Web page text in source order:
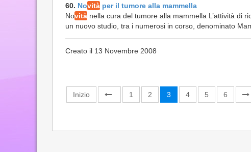
60. Novità per il tumore alla mammella
Novità nella cura del tumore alla mammella L’attività di
un nuovo studio, tra i numerosi in corso, denominato
Creato il 13 Novembre 2008
Inizio 1 2 3 4 5 6